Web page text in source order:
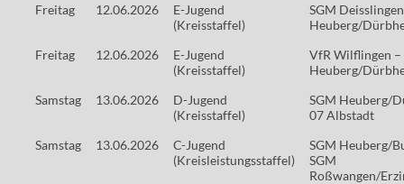
Freitag
12.06.2026
E-Jugend
(Kreisstaffel)
SGM
Heuberg/
Freitag
12.06.2026
E-Jugend
(Kreisstaffel)
VfR Wilflingen –
Heuberg/
Samstag
13.06.2026
D-Jugend
(Kreisstaffel)
SGM Heuberg/
07 Albstadt
Samstag
13.06.2026
C-Jugend
(Kreisleistungsstaffel)
SGM Heuberg/
SGM
Roßwangen/